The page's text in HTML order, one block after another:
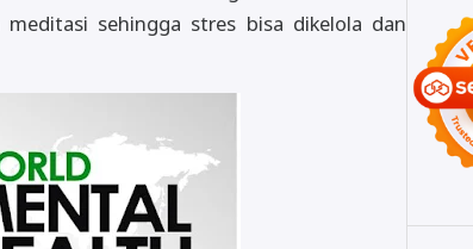
sehingga stres bisa dikelola dan